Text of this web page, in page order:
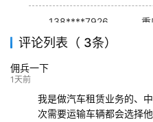
138****7926 重
139****9233
评论列表（ 3条）
佣兵一下
1天前
我是做汽车租赁业务的、
次需要运输车辆都会选择